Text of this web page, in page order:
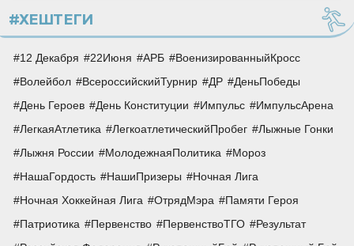
#ХЕШТЕГИ
12 Декабря 22Июня АРБ
ВоенизированныйКросс
Волейбол
ВсероссийскийТурнир ДР
ДеньПобеды
День Героев
День Конституции Импульс
ИмпульсАрена
ЛегкаяАтлетика
ЛегкоатлетическийПробег
Лыжные Гонки
Лыжня России
МолодежнаяПолитика
Мороз
НашаГордость
НашиПризеры
Ночная Лига
Ночная Хоккейная Лига
ОтрядМэра
Памяти Героя
Патриотика
Первенство ПервенствоТГО
Результат